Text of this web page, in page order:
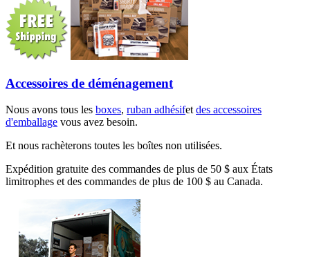
Accessoires de déménagement
Nous avons tous les boxes, ruban adhésifetdes accessoires
d'emballage vous avez besoin.
Et nous rachèterons toutes les boîtes non utilisées.
Expédition gratuite des commandes de plus de 50 $ aux États
limitrophes et des commandes de plus de 100 $ au Canada.